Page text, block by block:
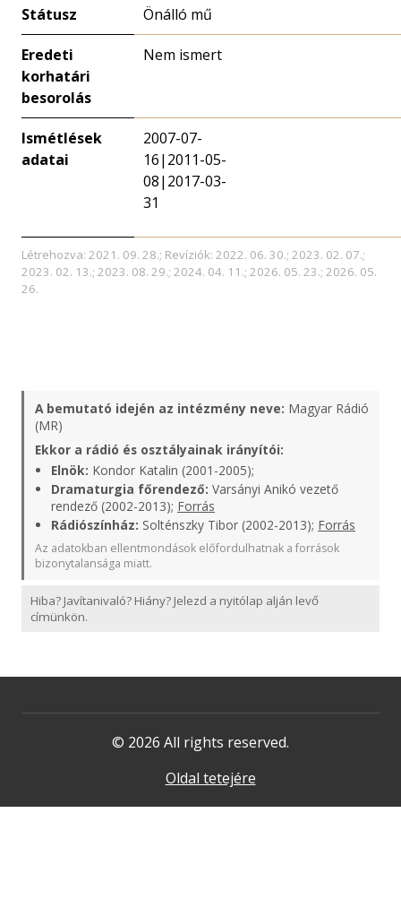
Státusz Önálló mű
Eredeti
korhatári
besorolás
Nem ismert
Ismétlések
adatai
2007-07-
16|2011-05-
08|2017-03-
31
Létrehozva: 2021. 09. 28.; Revíziók: 2022. 06. 30.; 2023. 02. 07.;
2023. 02. 13.; 2023. 08. 29.; 2024. 04. 11.; 2026. 05. 23.; 2026. 05.
26.
A bemutató idején az intézmény neve: Magyar Rádió
(MR)
Ekkor a rádió és osztályainak irányítói:
Elnök: Kondor Katalin (2001-2005);
Dramaturgia főrendező: Varsányi Anikó vezető
rendező (2002-2013); Forrás
Rádiószínház: Solténszky Tibor (2002-2013); Forrás
Az adatokban ellentmondások előfordulhatnak a források
bizonytalansága miatt.
Hiba? Javítanivaló? Hiány? Jelezd a nyitólap alján levő
címünkön.
© 2026 All rights reserved.
Oldal tetejére